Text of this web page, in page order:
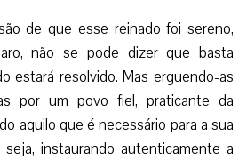
de que esse reinado foi sereno,
não se pode dizer que basta
estará resolvido. Mas erguendo-as
por um povo fiel, praticante da
aquilo que é necessário para a sua
instaurando autenticamente a